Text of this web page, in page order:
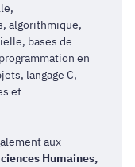
algorithmique,
bases de
en
langage C,
et
aux
Humaines,